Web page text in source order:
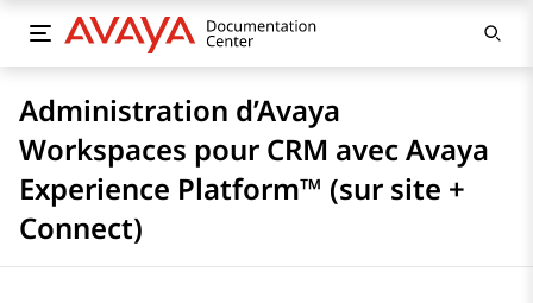
Administration d’Avaya
Workspaces pour CRM avec Avaya
Experience Platform™ (sur site +
Connect)